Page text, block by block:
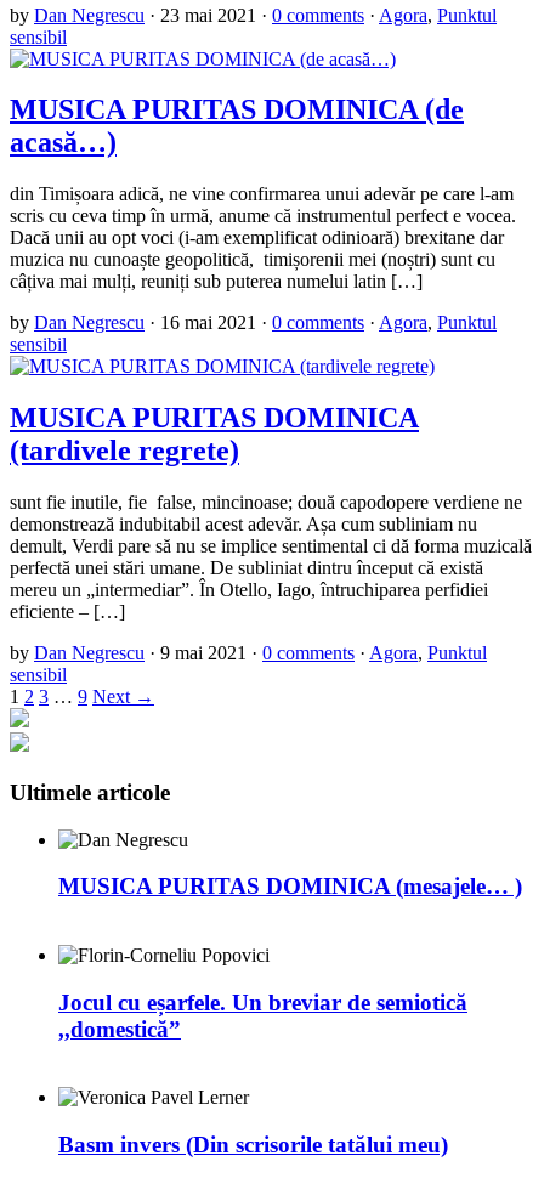
by Dan Negrescu · 23 mai 2021 · 0 comments · Agora, Punktul
sensibil
MUSICA PURITAS DOMINICA (de
acasă…)
din Timișoara adică, ne vine confirmarea unui adevăr pe care l-am
scris cu ceva timp în urmă, anume că instrumentul perfect e vocea.
Dacă unii au opt voci (i-am exemplificat odinioară) brexitane dar
muzica nu cunoaște geopolitică, timișorenii mei (noștri) sunt cu
câțiva mai mulți, reuniți sub puterea numelui latin […]
by Dan Negrescu · 16 mai 2021 · 0 comments · Agora, Punktul
sensibil
MUSICA PURITAS DOMINICA
(tardivele regrete)
sunt fie inutile, fie false, mincinoase; două capodopere verdiene ne
demonstrează indubitabil acest adevăr. Așa cum subliniam nu
demult, Verdi pare să nu se implice sentimental ci dă forma muzicală
perfectă unei stări umane. De subliniat dintru început că există
mereu un „intermediar”. În Otello, Iago, întruchiparea perfidiei
eficiente – […]
by Dan Negrescu · 9 mai 2021 · 0 comments · Agora, Punktul
sensibil
1 2 3 … 9 Next →
Ultimele articole
MUSICA PURITAS DOMINICA (mesajele… )
Jocul cu eșarfele. Un breviar de semiotică
,,domestică”
Basm invers (Din scrisorile tatălui meu)